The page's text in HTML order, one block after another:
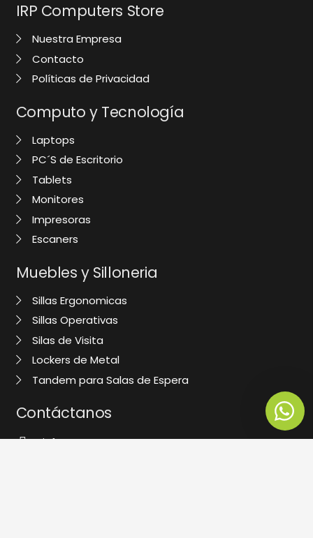
IRP Computers Store
Nuestra Empresa
Contacto
Políticas de Privacidad
Computo y Tecnología
Laptops
PC´S de Escritorio
Tablets
Monitores
Impresoras
Escaners
Muebles y Silloneria
Sillas Ergonomicas
Sillas Operativas
Silas de Visita
Lockers de Metal
Tandem para Salas de Espera
Contáctanos
info@computerstoreperu.com